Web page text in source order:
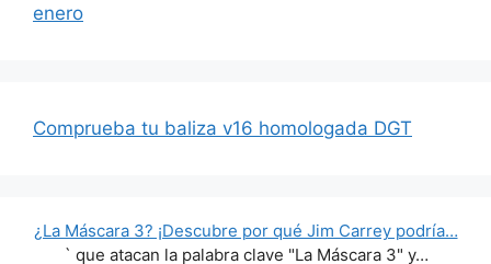
enero
Comprueba tu baliza v16 homologada DGT
¿La Máscara 3? ¡Descubre por qué Jim Carrey podría…
` que atacan la palabra clave "La Máscara 3" y…